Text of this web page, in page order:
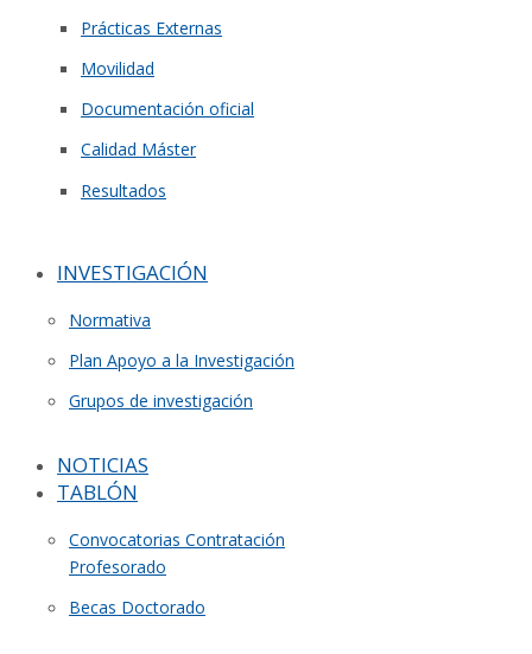
Prácticas Externas
Movilidad
Documentación oficial
Calidad Máster
Resultados
INVESTIGACIÓN
Normativa
Plan Apoyo a la Investigación
Grupos de investigación
NOTICIAS
TABLÓN
Convocatorias Contratación
Profesorado
Becas Doctorado